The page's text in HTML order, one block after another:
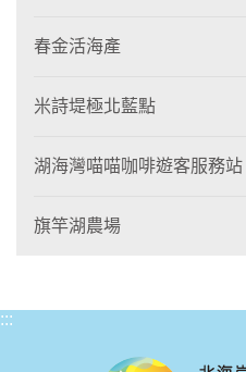
春金活海產
米詩堤極北藍點
湖海灣喵喵咖啡遊客服務站
旗竿湖農場
:::